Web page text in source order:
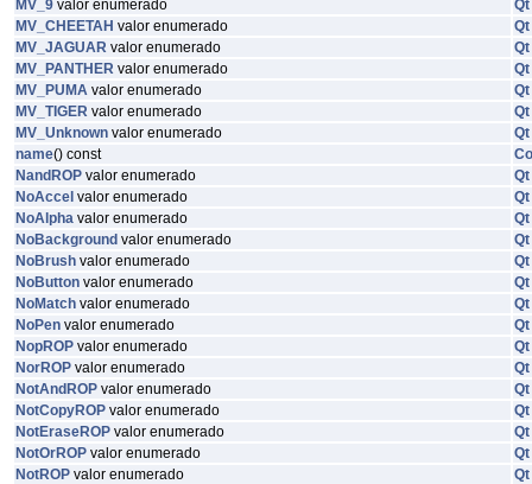
MV_9 valor enumerado
Qt
MV_CHEETAH valor enumerado
Qt
MV_JAGUAR valor enumerado
Qt
MV_PANTHER valor enumerado
Qt
MV_PUMA valor enumerado
Qt
MV_TIGER valor enumerado
Qt
MV_Unknown valor enumerado
Qt
name() const
NandROP valor enumerado
Qt
NoAccel valor enumerado
Qt
NoAlpha valor enumerado
Qt
NoBackground valor enumerado
Qt
NoBrush valor enumerado
Qt
NoButton valor enumerado
Qt
NoMatch valor enumerado
Qt
NoPen valor enumerado
Qt
NopROP valor enumerado
Qt
NorROP valor enumerado
Qt
NotAndROP valor enumerado
Qt
NotCopyROP valor enumerado
Qt
NotEraseROP valor enumerado
Qt
NotOrROP valor enumerado
Qt
NotROP valor enumerado
Qt